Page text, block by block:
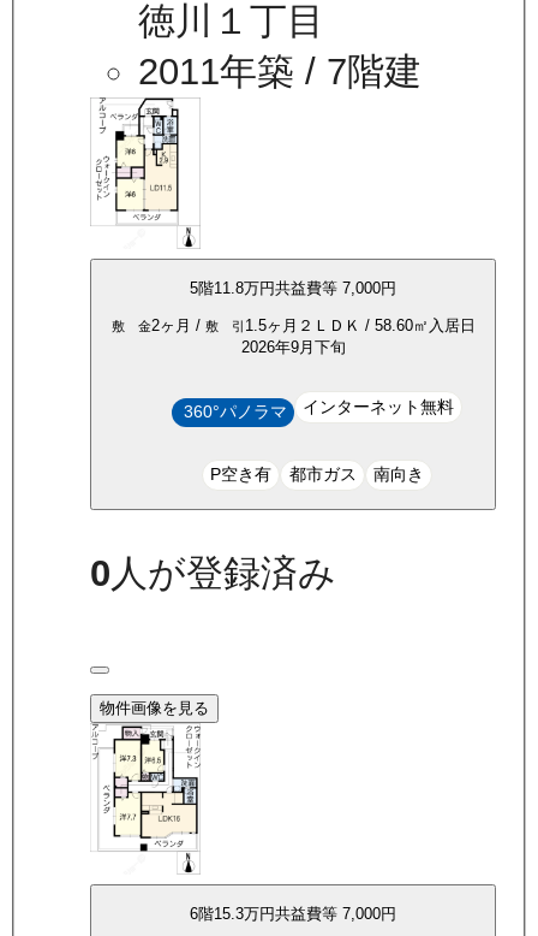
徳川１丁目
2011年築 / 7階建
5階11.8万円共益費等 7,000円
敷 金2ヶ月 / 敷 引 1.5ヶ月 ２ＬＤＫ / 58.60㎡ 入居日
2026年9月下旬
360°パノラマ インターネット無料
P空き有 都市ガス 南向き
0 人が登録済み
物件画像を見る
6階15.3万円共益費等 7,000円